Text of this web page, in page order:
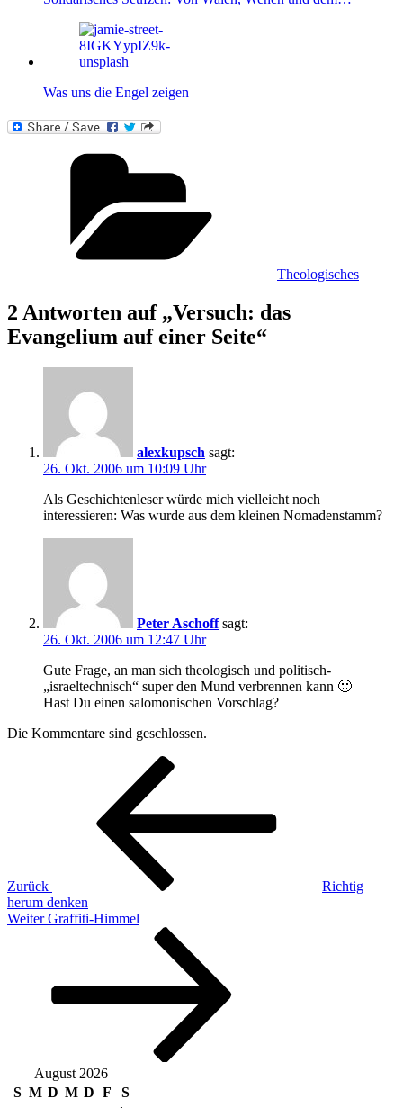
Was uns die Engel zeigen
Theologisches
2 Antworten auf „Versuch: das
Evangelium auf einer Seite“
alexkupsch sagt:
26. Okt. 2006 um 10:09 Uhr
Als Geschichtenleser würde mich vielleicht noch
interessieren: Was wurde aus dem kleinen Nomadenstamm?
Peter Aschoff sagt:
26. Okt. 2006 um 12:47 Uhr
Gute Frage, an man sich theologisch und politisch-
„israeltechnisch“ super den Mund verbrennen kann 🙂
Hast Du einen salomonischen Vorschlag?
Die Kommentare sind geschlossen.
Beitragsnavigation
Zurück
Richtig
herum denken
Nächster
Weiter Graffiti-Himmel
August 2026
S M D M D F
S